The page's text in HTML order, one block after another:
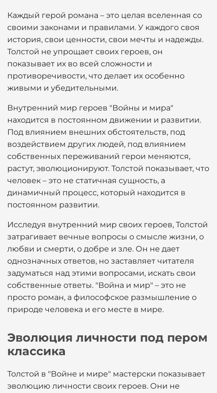
Каждый герой романа – это целая вселенная со
своими законами и правилами. У каждого своя
история, свои ценности, свои мечты и надежды.
Толстой не упрощает своих героев, он
показывает их во всей сложности и
противоречивости, что делает их особенно
живыми и убедительными.
Внутренний мир героев "Войны и мира"
находится в постоянном движении и развитии.
Под влиянием внешних обстоятельств, под
воздействием других людей, под влиянием
собственных переживаний герои меняются,
растут, эволюционируют. Толстой показывает, что
человек – это не статичная сущность, а
динамичный процесс, который находится в
постоянном развитии.
Исследуя внутренний мир своих героев, Толстой
затрагивает вечные вопросы о смысле жизни, о
любви и смерти, о добре и зле. Он не дает
однозначных ответов, но заставляет читателя
задуматься над этими вопросами, искать свои
собственные ответы. "Война и мир" – это не
просто роман, а философское размышление о
природе человека и его месте в мире.
Эволюция личности под пером
классика
Толстой в "Войне и мире" мастерски показывает
эволюцию личности своих героев. Они не